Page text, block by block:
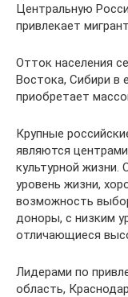
Центральную
привлекает
Отток населения
Востока, Сибири в
приобретает
Крупные
являются
культурной жизни.
уровень жизни,
возможность
доноры, с низким
отличающиеся
Лидерами по
область,